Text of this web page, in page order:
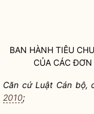
BAN HÀNH TIÊU
CỦA CÁC
Căn cứ Luật Cán bộ,
2010;